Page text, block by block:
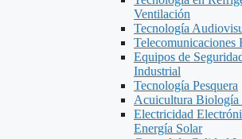
Ventilación
Tecnología
Telecomunicaciones
Equipos de
Industrial
Tecnología Pesquera
Acuicultura Biología
Electricidad
Energía Solar